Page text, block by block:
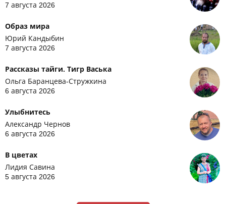
7 августа 2026
Образ мира
Юрий Кандыбин
7 августа 2026
Рассказы тайги. Тигр Васька
Ольга Баранцева-Стружкина
6 августа 2026
Улыбнитесь
Александр Чернов
6 августа 2026
В цветах
Лидия Савина
5 августа 2026